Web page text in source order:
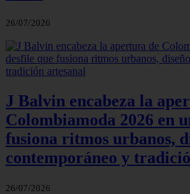
26/07/2026
J Balvin encabeza la
Colombiamoda 2026 en
fusiona ritmos urbanos,
contemporáneo y
26/07/2026